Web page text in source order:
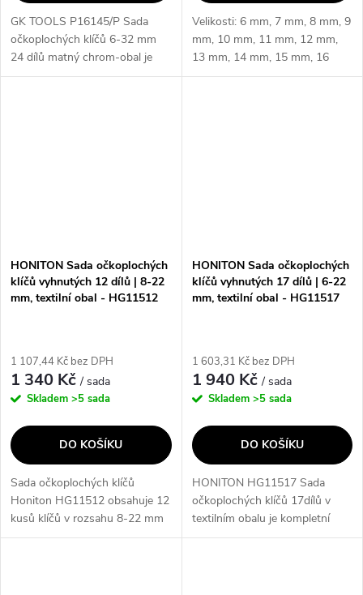
GK TOOLS P16145/P Sada
očkoplochých klíčů 6-32 mm
24 dílů matný chrom-obal je
kompletní sada očkoplochých
Velikosti: 6 mm, 7 mm, 8 mm, 9
mm, 10 mm, 11 mm, 12 mm,
13 mm, 14 mm, 15 mm, 16
mm, 17 mm, 18 mm, 19 mm,
HONITON Sada očkoplochých
klíčů vyhnutých 12 dílů | 8-22
mm, textilní obal - HG11512
1 107,44 Kč bez DPH
1 340 Kč/ sada
Skladem >5 sada
DO KOŠÍKU
Sada očkoplochých klíčů
Honiton HG11512 obsahuje 12
kusů klíčů v rozsahu 8-22 mm
s textilním obalem. Klíče splňují
HONITON Sada očkoplochých
klíčů vyhnutých 17 dílů | 6-22
mm, textilní obal - HG11517
1 603,31 Kč bez DPH
1 940 Kč/ sada
Skladem >5 sada
DO KOŠÍKU
HONITON HG11517 Sada
očkoplochých klíčů 17dílů v
textilním obalu je kompletní
sada očkoplochých klíčů s